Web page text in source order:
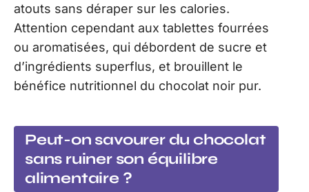
atouts sans déraper sur les calories.
Attention cependant aux tablettes fourrées
ou aromatisées, qui débordent de sucre et
d’ingrédients superflus, et brouillent le
bénéfice nutritionnel du chocolat noir pur.
Peut-on savourer du chocolat
sans ruiner son équilibre
alimentaire ?